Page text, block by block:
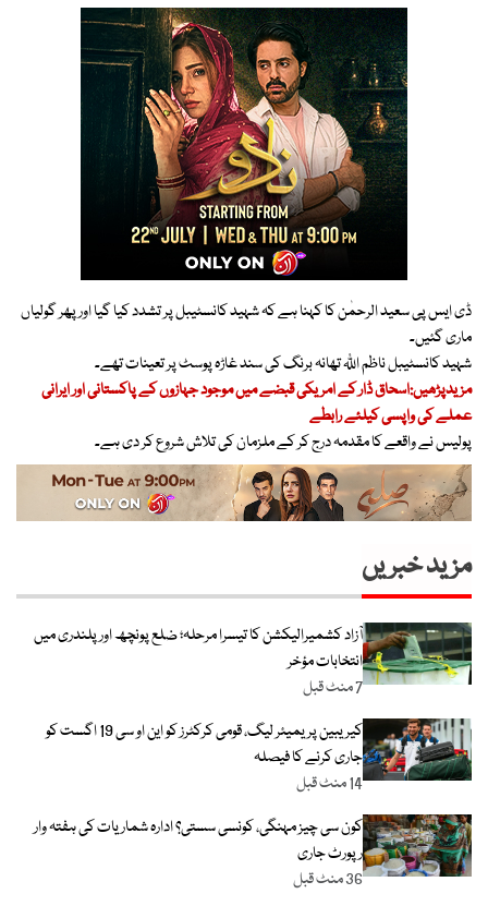
ڈی ایس پی سعید الرحمٰن کا کہنا ہے کہ شہید کانسٹیبل پر تشدد کیا گیا اور پھر گولیاں
ماری گئیں۔
شہید کانسٹیبل ناظم اللّٰہ تھانہ برنگ کی سند غاڑہ پوسٹ پر تعینات تھے۔
مزیدپڑھیں:اسحاق ڈار کے امریکی قبضے میں موجود جہازوں کے پاکستانی اور ایرانی
عملے کی واپسی کیلئے رابطے
پولیس نے واقعے کا مقدمہ درج کر کے ملزمان کی تلاش شروع کر دی ہے۔
مزید خبریں
آزاد کشمیرالیکشن کا تیسرا مرحلہ؛ ضلع پونچھ اور پلندری میں
انتخابات مؤخر
7 منٹ قبل
کیریبین پریمیئر لیگ، قومی کرکٹرز کو این او سی 19 اگست کو
جاری کرنے کا فیصلہ
14 منٹ قبل
کون سی چیز مہنگی، کونسی سستی؟ ادارہ شماریات کی ہفتہ وار
رپورٹ جاری
36 منٹ قبل